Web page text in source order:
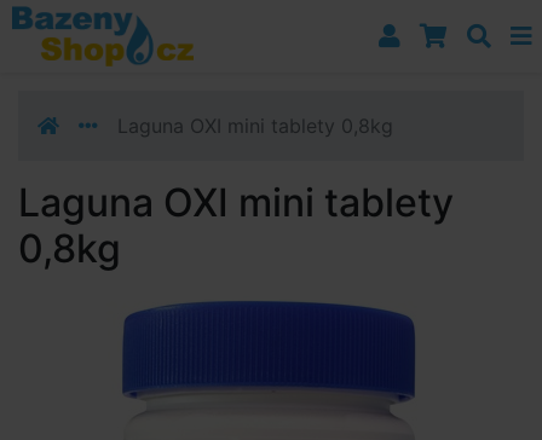
Přejít k navigaci
Přejít na obsah
Přejít k postrannímu sloupci
Laguna OXI mini tablety 0,8kg
Laguna OXI mini tablety
0,8kg